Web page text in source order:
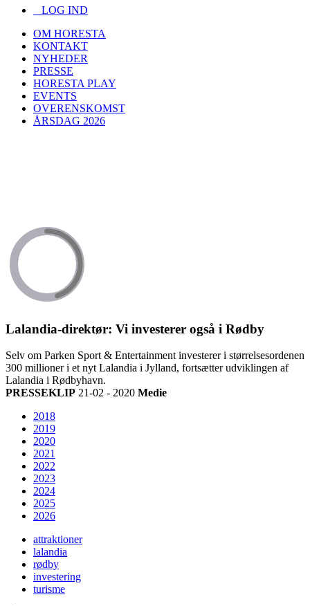
LOG IND
OM HORESTA
KONTAKT
NYHEDER
PRESSE
HORESTA PLAY
EVENTS
OVERENSKOMST
ÅRSDAG 2026
Lalandia-direktør: Vi investerer også i Rødby
Selv om Parken Sport & Entertainment investerer i størrelsesordenen
300 millioner i et nyt Lalandia i Jylland, fortsætter udviklingen af
Lalandia i Rødbyhavn.
PRESSEKLIP 21-02 - 2020 Medie
2018
2019
2020
2021
2022
2023
2024
2025
2026
attraktioner
lalandia
rødby
investering
turisme